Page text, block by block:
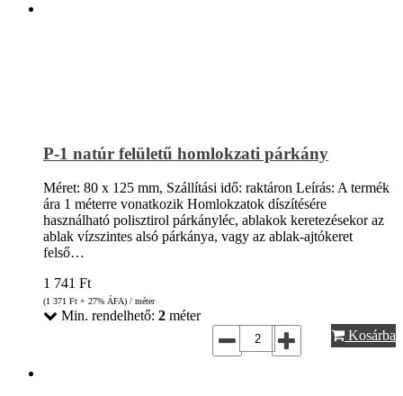
P-1 natúr felületű homlokzati párkány
Méret: 80 x 125 mm, Szállítási idő: raktáron Leírás: A termék
ára 1 méterre vonatkozik Homlokzatok díszítésére
használható polisztirol párkányléc, ablakok keretezésekor az
ablak vízszintes alsó párkánya, vagy az ablak-ajtókeret
felső…
1 741 Ft
(1 371 Ft + 27% ÁFA) / méter
Min. rendelhető: 2 méter
Kosárba